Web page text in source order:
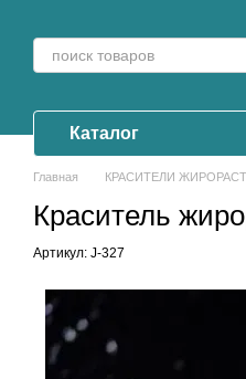
Каталог
Главная КРАСИТЕЛИ
Краситель
Артикул: J-327